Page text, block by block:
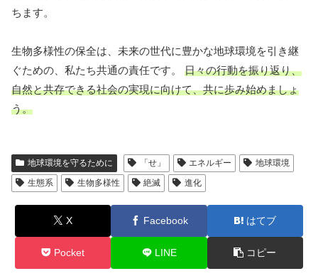
ちます。
生物多様性の保全は、未来の世代に豊かな地球環境を引き継
ぐための、私たち共通の責任です。 日々の行動を振り返り、
自然と共存できる社会の実現に向けて、共に歩み始めましょ
う。
地球環境を守るために 「せ」 エネルギー
地球環境
生態系
生物多様性 絶滅 進化
X Facebook はてブ
Pocket LINE コピー